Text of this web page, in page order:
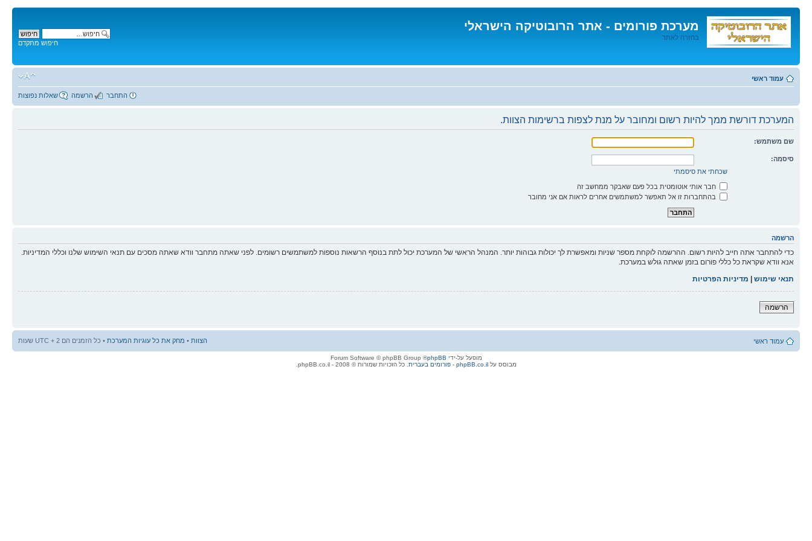
מערכת פורומים - אתר הרובוטיקה הישראלי
בחזרה לאתר
לתוכן
חיפוש מתקדם
עמוד ראשי
שאלות נפוצות הרשמה התחבר
המערכת דורשת ממך להיות רשום ומחובר על מנת לצפות ברשימות הצוות.
שם משתמש:
סיסמה:
שכחתי את סיסמתי
חבר אותי אוטומטית בכל פעם שאבקר ממחשב זה
בהתחברות זו אל תאפשר למשתמשים אחרים לראות אם אני מחובר
הרשמה
כדי להתחבר אתה חייב להיות רשום. ההרשמה לוקחת מספר שניות ומאפשרת לך יכולות גבוהות יותר. המנהל הראשי של המערכת יכול לתת בנוסף הרשאות נוספות למשתמשים רשומים. לפני שאתה מתחבר וודא שאתה מסכים עם תנאי השימוש שלנו וכללי המדיניות.
אנא וודא שקראת כל כללי פורום בזמן שאתה גולש במערכת.
תנאי שימוש | מדיניות הפרטיות
הרשמה
עמוד ראשי הצוות • מחק את כל עוגיות המערכת • כל הזמנים הם UTC + 2 שעות
מופעל על-ידי phpBB
® Forum Software © phpBB Group
מבוסס עלphpBB.co.il - פורומים בעברית . כל הזכויות שמורות © 2008 - phpBB.co.il.